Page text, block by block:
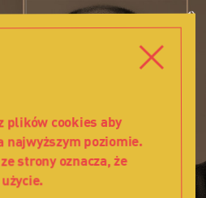
plików cookies aby
najwyższym poziomie.
strony oznacza, że
Menu